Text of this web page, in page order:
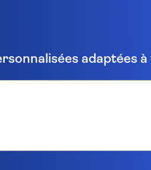
adaptées